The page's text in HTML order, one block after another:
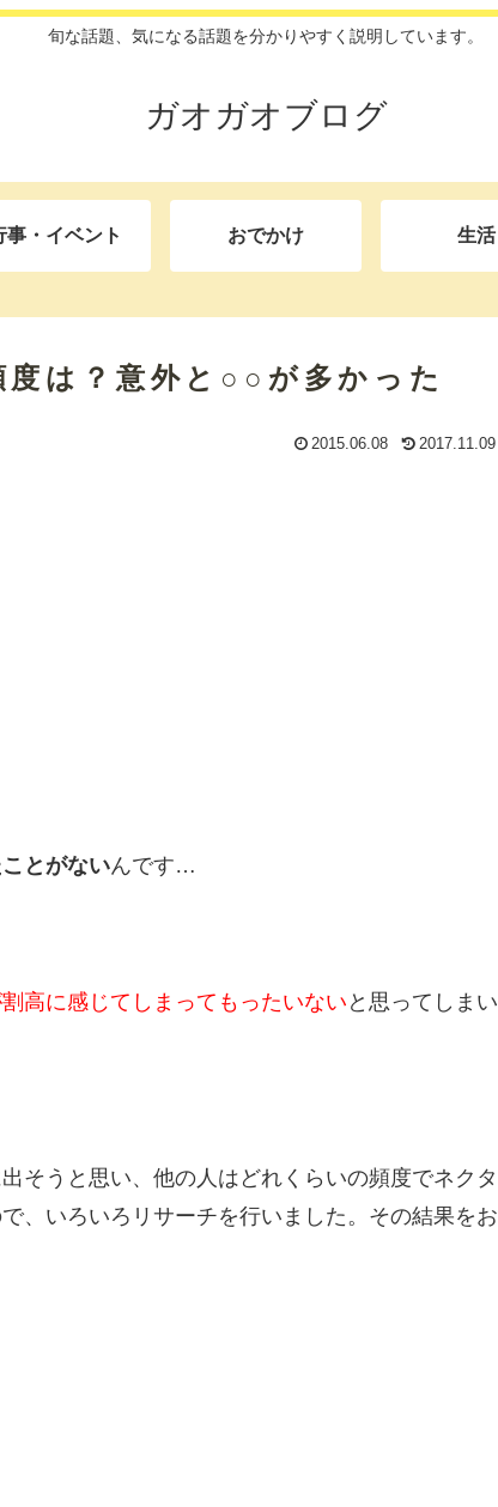
旬な話題、気になる話題を分かりやすく説明しています。
ガオガオブログ
事・イベント おでかけ 生活
は？意外と○○が多かった
2015.06.08 2017.11.09
とがないんです…
高に感じてしまってもったいない と思ってしまい
そうと思い、他の人はどれくらいの頻度でネクタ
、いろいろリサーチを行いました。その結果をお